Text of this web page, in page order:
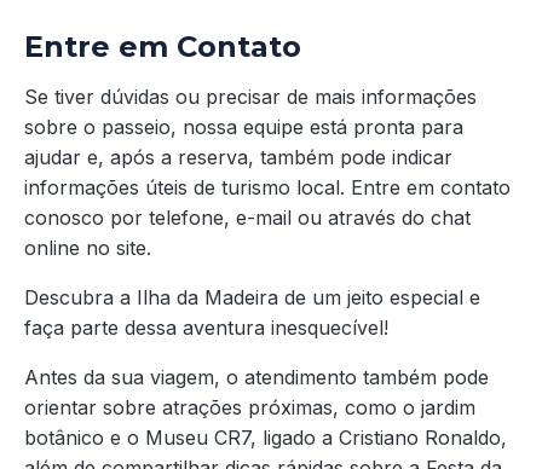
Entre em Contato
Se tiver dúvidas ou precisar de mais informações
sobre o passeio, nossa equipe está pronta para
ajudar e, após a reserva, também pode indicar
informações úteis de turismo local. Entre em contato
conosco por telefone, e-mail ou através do chat
online no site.
Descubra a Ilha da Madeira de um jeito especial e
faça parte dessa aventura inesquecível!
Antes da sua viagem, o atendimento também pode
orientar sobre atrações próximas, como o jardim
botânico e o Museu CR7, ligado a Cristiano Ronaldo,